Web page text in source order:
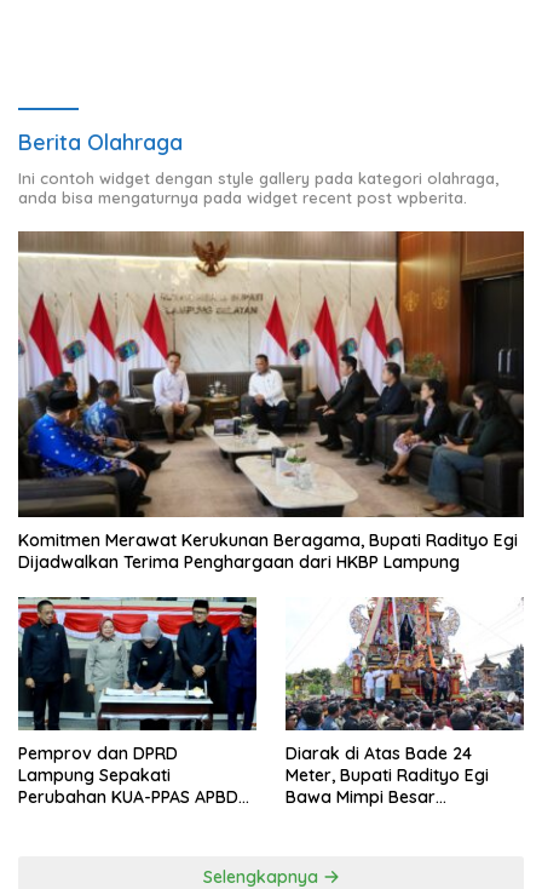
Berita Olahraga
Ini contoh widget dengan style gallery pada kategori olahraga,
anda bisa mengaturnya pada widget recent post wpberita.
Komitmen Merawat Kerukunan Beragama, Bupati Radityo Egi
Dijadwalkan Terima Penghargaan dari HKBP Lampung
Pemprov dan DPRD
Lampung Sepakati
Perubahan KUA-PPAS APBD
Diarak di Atas Bade 24
Meter, Bupati Radityo Egi
Bawa Mimpi Besar
Selengkapnya